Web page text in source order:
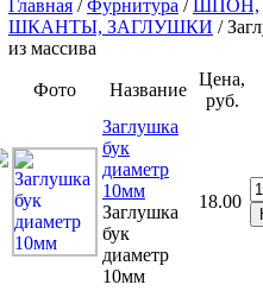
Главная /Фурнитура /ШПОН,
ШКАНТЫ, ЗАГЛУШКИ /
из массива
Фото Название
Цена,
руб.
Заглушка
бук
диаметр
10мм
Заглушка
бук
диаметр
10мм
18.00